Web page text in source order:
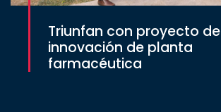
Triunfan con proyecto de
innovación de planta
farmacéutica